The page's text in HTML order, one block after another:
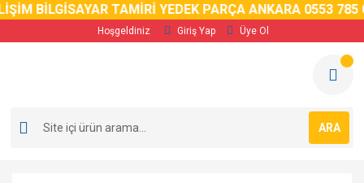
BİLGİSAYAR TAMİRİ YEDEK PARÇA ANKARA 0553 785 02
Hoşgeldiniz Giriş Yap Üye Ol
ARA